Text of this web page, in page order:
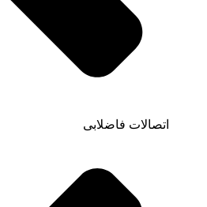
اتصالات فاضلابی